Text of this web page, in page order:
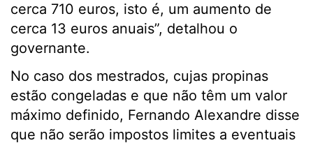
cerca 710 euros, isto é, um aumento de
cerca 13 euros anuais”, detalhou o
governante.
No caso dos mestrados, cujas propinas
estão congeladas e que não têm um valor
máximo definido, Fernando Alexandre disse
que não serão impostos limites a eventuais